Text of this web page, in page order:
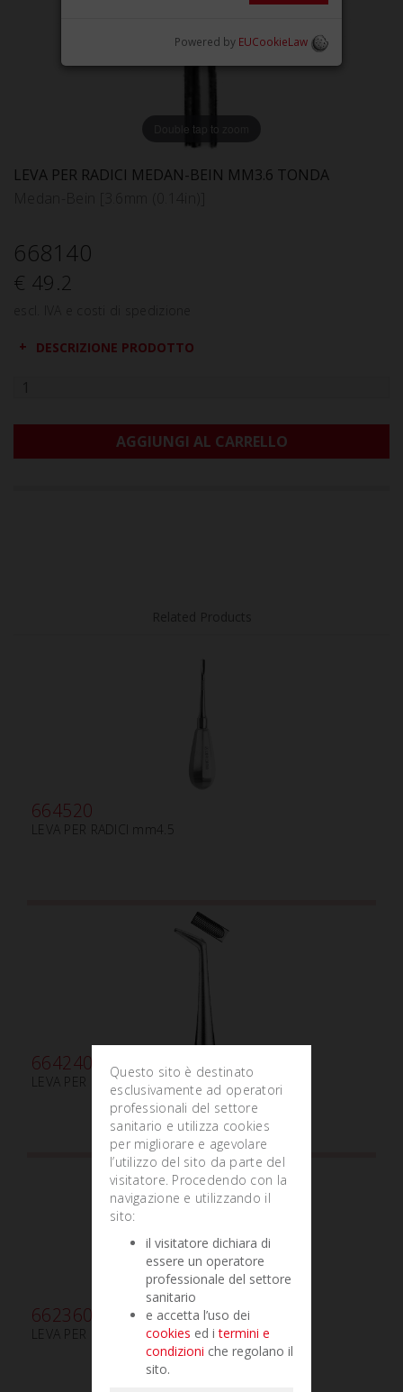
Double tap to zoom
LEVA PER RADICI MEDAN-BEIN MM3.6 TONDA
668140
€ 49.2
DESCRIZIONE PRODOTTO
AGGIUNGI AL CARRELLO
664520
LEVA PER RADICI mm4.5
664240
LEVA PER RADICI BERTEN mm5
662360
LEVA PER RADICI LUSSATORE mm5 CURVA
Questo sito è destinato
esclusivamente ad operatori
professionali del settore
sanitario e utilizza cookies
per migliorare e agevolare
l’utilizzo del sito da parte del
visitatore. Procedendo con la
navigazione e utilizzando il
sito:
il visitatore dichiara di
essere un operatore
professionale del settore
sanitario
e accetta l’uso dei
cookies ed itermini e
condizioni che regolano il
sito.
Powered by EUCookieLaw